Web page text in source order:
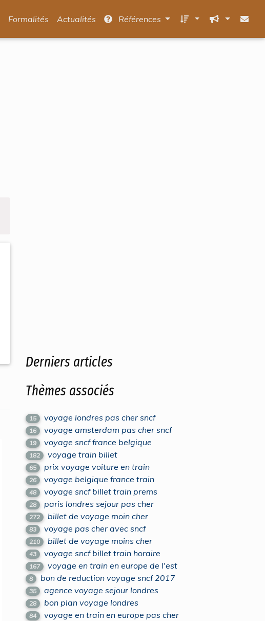
Formalités Actualités Références
Derniers articles
Thèmes associés
15 voyage londres pas cher sncf
16 voyage amsterdam pas cher sncf
19 voyage sncf france belgique
182 voyage train billet
65 prix voyage voiture en train
26 voyage belgique france train
48 voyage sncf billet train prems
28 paris londres sejour pas cher
272 billet de voyage moin cher
83 voyage pas cher avec sncf
210 billet de voyage moins cher
43 voyage sncf billet train horaire
167 voyage en train en europe de l'est
8 bon de reduction voyage sncf 2017
35 agence voyage sejour londres
28 bon plan voyage londres
84 voyage en train en europe pas cher